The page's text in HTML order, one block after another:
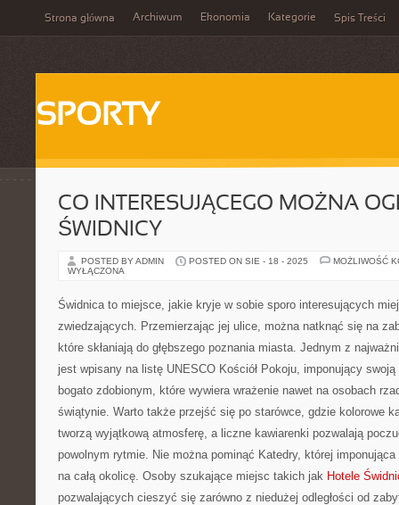
Strona główna Archiwum Ekonomia Kategorie Spis Treści
SPORTY
CO INTERESUJĄCEGO MOŻNA
ŚWIDNICY
POSTED BY ADMIN POSTED ON SIE - 18 - 2025
MOŻLIWOŚĆ
WYŁĄCZONA
Świdnica to miejsce, jakie kryje w sobie sporo interesujących
zwiedzających. Przemierzając jej ulice, można natknąć się na
które skłaniają do głębszego poznania miasta. Jednym z
jest wpisany na listę UNESCO Kościół Pokoju, imponujący
bogato zdobionym, które wywiera wrażenie nawet na osobach
świątynie. Warto także przejść się po starówce, gdzie kolorowe
tworzą wyjątkową atmosferę, a liczne kawiarenki pozwalają
powolnym rytmie. Nie można pominąć Katedry, której
na całą okolicę. Osoby szukające miejsc takich jak Hotele
pozwalających cieszyć się zarówno z niedużej odległości od